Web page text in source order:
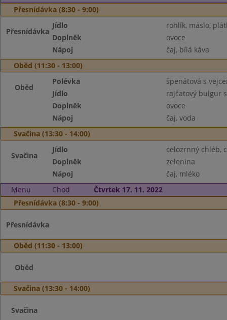
Přesnídávka (8:30 - 9:00)
Přesnídávka
Jídlo
rohlík, máslo,
Doplněk
ovoce
Nápoj
čaj, bílá káva
Oběd (11:30 - 13:00)
Oběd
Polévka
špenátová s
Jídlo
rajčatový bulgur
Doplněk
ovoce
Nápoj
čaj, voda
Svačina (13:30 - 14:00)
Svačina
Jídlo
celozrnný chléb,
Doplněk
zelenina
Nápoj
čaj, mléko
Menu
Chod
Čtvrtek 17. 11. 2022
Přesnídávka (8:30 - 9:00)
Přesnídávka
Oběd (11:30 - 13:00)
Oběd
Svačina (13:30 - 14:00)
Svačina